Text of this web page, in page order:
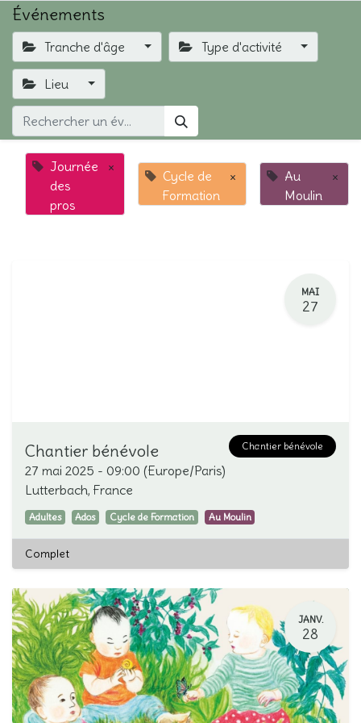
Événements
Tranche d'âge Type d'activité
Lieu
Journée
des
pros
×
Cycle de
Formation
×
Au
Moulin
×
MAI
27
Chantier bénévole
Chantier bénévole
27 mai 2025 - 09:00 (Europe/Paris)
Lutterbach, France
Adultes Ados Cycle de Formation Au Moulin
Complet
JANV.
28